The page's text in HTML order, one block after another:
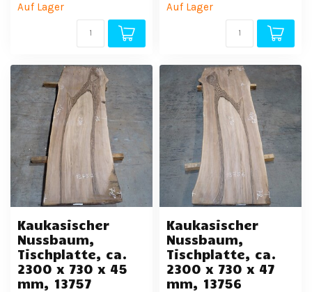
Auf Lager Auf Lager
Kaukasischer
Nussbaum,
Tischplatte, ca.
2300 x 730 x 45
mm, 13757
Kaukasischer
Nussbaum,
Tischplatte, ca.
2300 x 730 x 47
mm, 13756